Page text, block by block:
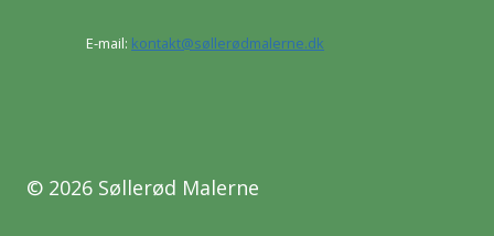
E-mail: kontakt@søllerødmalerne.dk
© 2026 Søllerød Malerne